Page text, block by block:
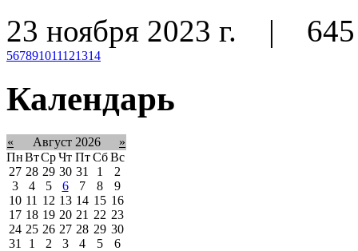
23 ноября 2023 г. | 645
567891011121314
Календарь
« Август 2026
»
ПнВтСрЧт Пт Сб Вс
27 28 29 30 31 1
2
3
4 5 6 7 8
9
10 11 12 13 14 15 16
17 18 19 20 21 22 23
24 25 26 27 28 29 30
31
1 2 3 4 5 6